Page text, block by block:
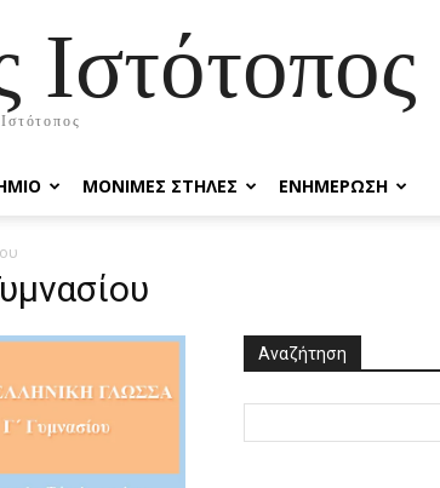
Ιστότοπος
ΜΟΝΙΜΕΣ ΣΤΗΛΕΣ ΕΝΗΜΕΡΩΣΗ
Αναζήτηση